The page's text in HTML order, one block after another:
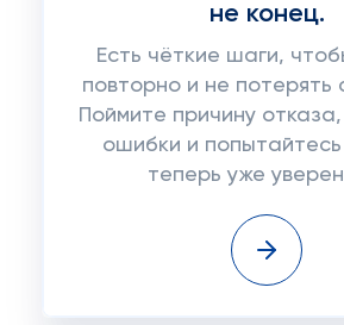
не конец.
Есть чёткие шаги,
повторно и не потерять
Поймите причину
ошибки и
теперь уже